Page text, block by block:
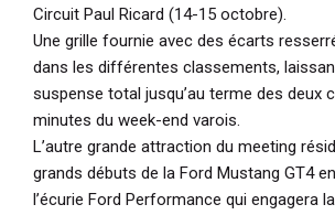
Circuit Paul Ricard (14-15 octobre).
Une grille fournie avec des écarts
dans les différentes classements,
suspense total jusqu’au terme des deux
minutes du week-end varois.
L’autre grande attraction du meeting
grands débuts de la Ford Mustang GT4
l’écurie Ford Performance qui engagera